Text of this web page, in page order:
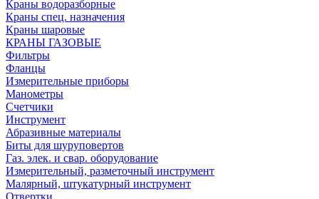
Краны водоразборные
Краны спец. назначения
Краны шаровые
КРАНЫ ГАЗОВЫЕ
Фильтры
Фланцы
Измерительные приборы
Манометры
Счетчики
Инструмент
Абразивные материалы
Биты для шуруповертов
Газ. элек. и свар. оборудование
Измерительный, разметочный инструмент
Малярный, штукатурный инструмент
Отвертки